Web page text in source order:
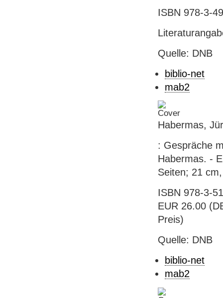
ISBN 978-3-
Quelle: DNB
biblio-net
mab2
Habermas,
: Gespräche
Habermas. -
Seiten; 21
ISBN 978-3-
EUR 26.00
Preis)
Quelle: DNB
biblio-net
mab2